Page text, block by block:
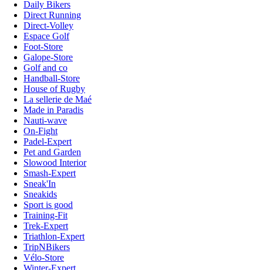
Daily Bikers
Direct Running
Direct-Volley
Espace Golf
Foot-Store
Galope-Store
Golf and co
Handball-Store
House of Rugby
La sellerie de Maé
Made in Paradis
Nauti-wave
On-Fight
Padel-Expert
Pet and Garden
Slowood Interior
Smash-Expert
Sneak'In
Sneakids
Sport is good
Training-Fit
Trek-Expert
Triathlon-Expert
TripNBikers
Vélo-Store
Winter-Expert